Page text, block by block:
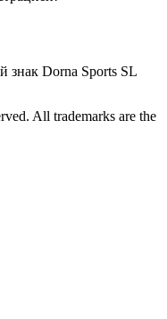
знак Dorna Sports SL
All trademarks are the